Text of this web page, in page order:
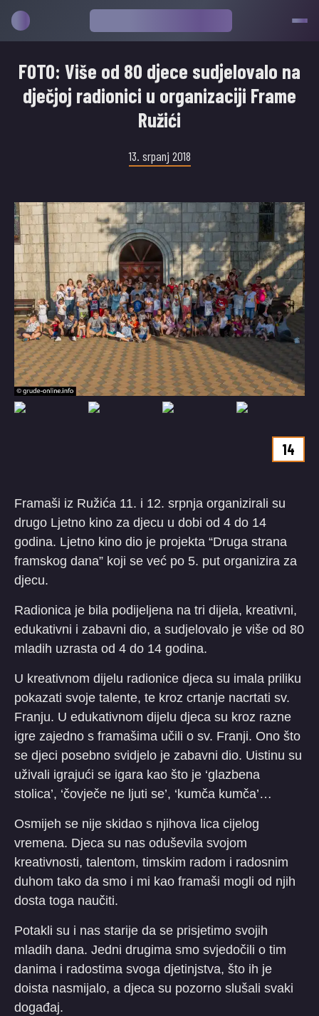
FOTO: Više od 80 djece sudjelovalo na
dječjoj radionici u organizaciji Frame
Ružići
13. srpanj 2018
14
Framaši iz Ružića 11. i 12. srpnja organizirali su
drugo Ljetno kino za djecu u dobi od 4 do 14
godina. Ljetno kino dio je projekta “Druga strana
framskog dana” koji se već po 5. put organizira za
djecu.
Radionica je bila podijeljena na tri dijela, kreativni,
edukativni i zabavni dio, a sudjelovalo je više od 80
mladih uzrasta od 4 do 14 godina.
U kreativnom dijelu radionice djeca su imala priliku
pokazati svoje talente, te kroz crtanje nacrtati sv.
Franju. U edukativnom dijelu djeca su kroz razne
igre zajedno s framašima učili o sv. Franji. Ono što
se djeci posebno svidjelo je zabavni dio. Uistinu su
uživali igrajući se igara kao što je ‘glazbena
stolica’, ‘čovječe ne ljuti se’, ‘kumča kumča’…
Osmijeh se nije skidao s njihova lica cijelog
vremena. Djeca su nas oduševila svojom
kreativnosti, talentom, timskim radom i radosnim
duhom tako da smo i mi kao framaši mogli od njih
dosta toga naučiti.
Potakli su i nas starije da se prisjetimo svojih
mladih dana. Jedni drugima smo svjedočili o tim
danima i radostima svoga djetinjstva, što ih je
doista nasmijalo, a djeca su pozorno slušali svaki
događaj.